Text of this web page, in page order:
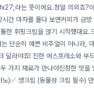
라는 뜻이에요.정말 의외죠?
간 마차를 몰다 보면커피가 금
한 휘핑크림을 얹기 시작했대요.
단순히 예쁜 비주얼이 아니라,
라야죠! 진한 에스프레소와 부
가지 재료가 만나야진정한 맛
)✅ 생크림 (동물성 크림 필수)